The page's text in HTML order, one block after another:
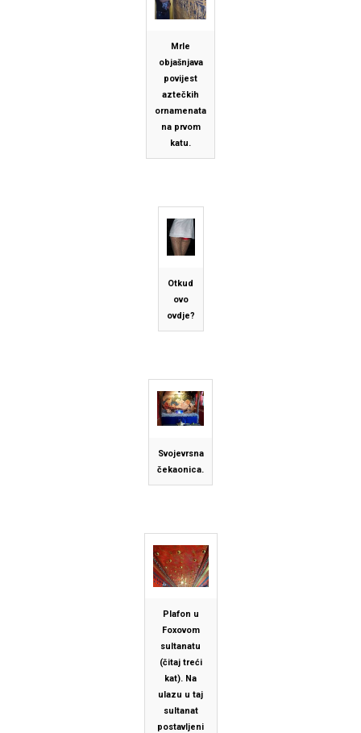
Mrle
objašnjava
povijest
aztečkih
ornamenata
na prvom
katu.
Otkud
ovo
ovdje?
Svojevrsna
čekaonica.
Plafon u
Foxovom
sultanatu
(čitaj treći
kat). Na
ulazu u taj
sultanat
postavljeni